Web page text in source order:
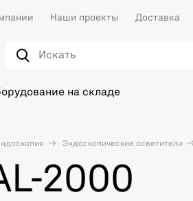
Наши проекты Доставка
на складе
Эндоскопические осветители
2000